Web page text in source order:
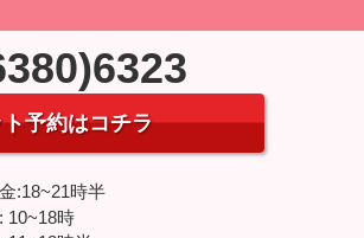
予約はコチラ
:18~21時半
10~18時